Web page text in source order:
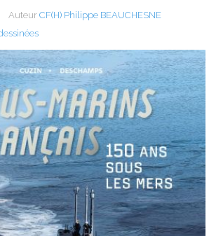
Auteur CF(H) Philippe BEAUCHESNE